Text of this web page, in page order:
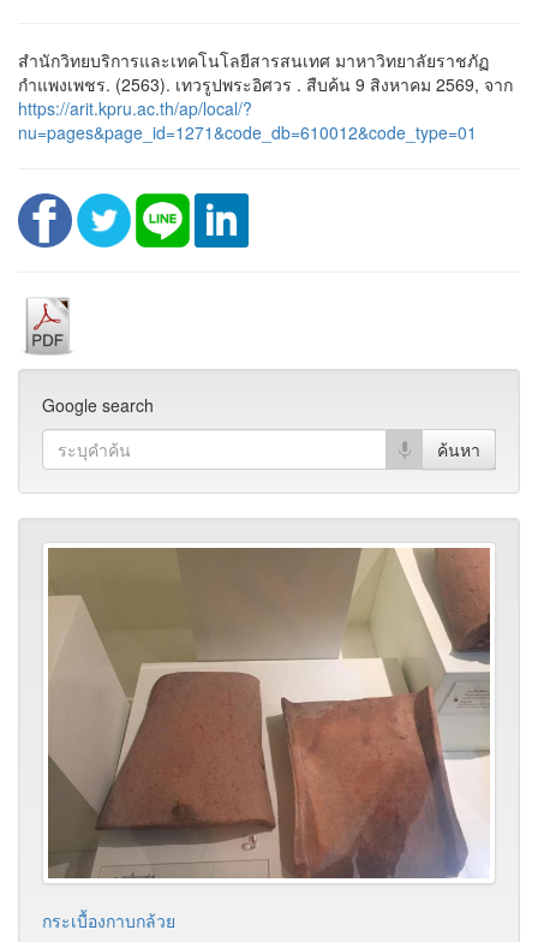
สำนักวิทยบริการและเทคโนโลยีสารสนเทศ มาหาวิทยาลัยราชภัฏ
กำแพงเพชร. (2563). เทวรูปพระอิศวร . สืบค้น 9 สิงหาคม 2569, จาก
https://arit.kpru.ac.th/ap/local/?
nu=pages&page_id=1271&code_db=610012&code_type=01
Google search
กระเบื้องกาบกล้วย